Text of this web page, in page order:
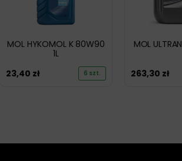
MOL HYKOMOL K 80W90
1L
23,40 zł 6 szt.
MOL
263,30 zł